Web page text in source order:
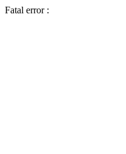
Fatal error :